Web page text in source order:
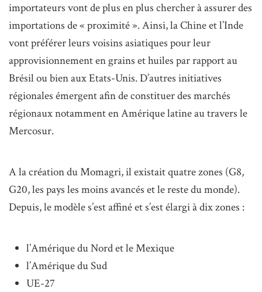
importateurs vont de plus en plus chercher à assurer des
importations de « proximité ». Ainsi, la Chine et l’Inde
vont préférer leurs voisins asiatiques pour leur
approvisionnement en grains et huiles par rapport au
Brésil ou bien aux Etats-Unis. D’autres initiatives
régionales émergent afin de constituer des marchés
régionaux notamment en Amérique latine au travers le
Mercosur.
A la création du Momagri, il existait quatre zones (G8,
G20, les pays les moins avancés et le reste du monde).
Depuis, le modèle s’est affiné et s’est élargi à dix zones :
l’Amérique du Nord et le Mexique
l’Amérique du Sud
UE-27